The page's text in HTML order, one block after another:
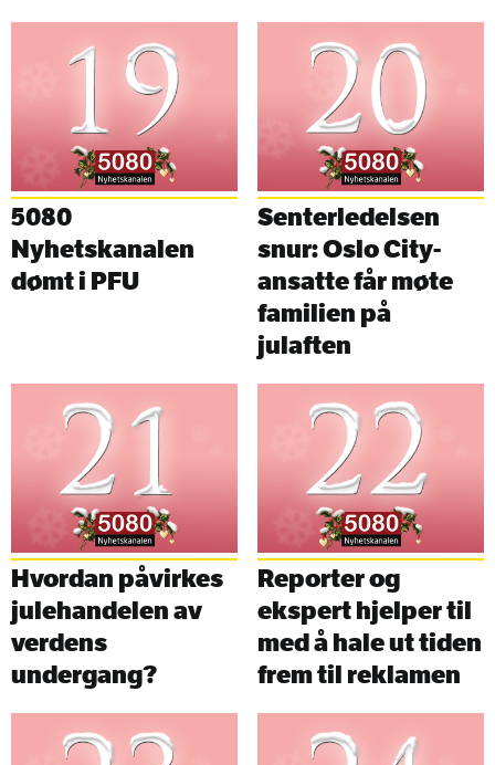
5080
Nyhetskanalen
dømt i PFU
Senterledelsen
snur: Oslo City-
ansatte får møte
familien på
julaften
Hvordan påvirkes
julehandelen av
verdens
undergang?
Reporter og
ekspert hjelper til
med å hale ut tiden
frem til reklamen